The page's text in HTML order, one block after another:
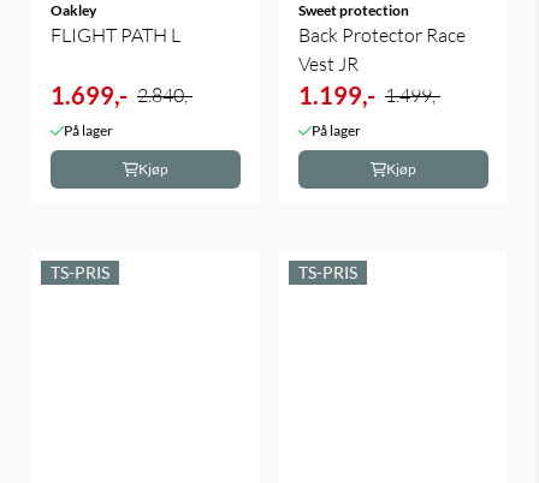
Oakley
FLIGHT PATH L
1.699,- 2.840,-
På lager
Kjøp
Sweet protection
Back Protector Race
Vest JR
1.199,- 1.499,-
På lager
Kjøp